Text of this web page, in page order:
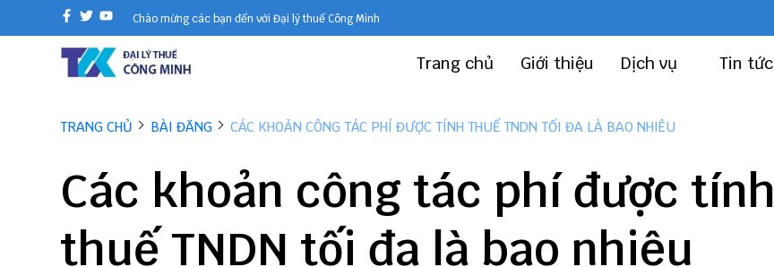
Chào mừng các bạn đến với Đại lý thuế Công Minh
Trang chủ Giới thiệu Dịch vụ Tin tức
TRANG CHỦ BÀI ĐĂNG CÁC KHOẢN CÔNG TÁC PHÍ ĐƯỢC TÍNH THUẾ TNDN TỐI ĐA LÀ BAO NHIÊU
Các khoản công tác phí được tính
thuế TNDN tối đa là bao nhiêu